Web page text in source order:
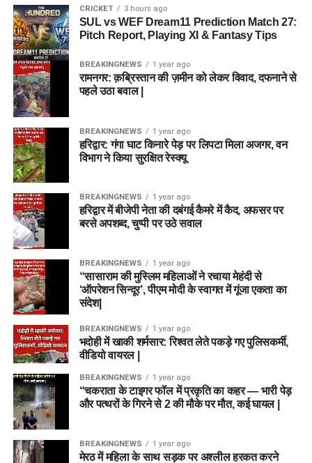
CRICKET 3 hours ago
SUL vs WEF Dream11 Prediction Match 27:
Pitch Report, Playing XI & Fantasy Tips
BREAKINGNEWS 1 year ago
रामनगर: क़ब्रिस्तान की ज़मीन को लेकर विवाद, दफनाने से
पहले उठा बवाल |
BREAKINGNEWS 1 year ago
हरिद्वार: गंगा घाट किनारे पेड़ पर लिपटा मिला अजगर, वन
विभाग ने किया सुरक्षित रेस्क्यू
BREAKINGNEWS 1 year ago
हरिद्वार में बीजेपी नेता की दबंगई कैमरे में कैद, अफसर पर
बरसे अपशब्द, चुप्पी पर उठे सवाल
BREAKINGNEWS 1 year ago
“सासाराम की मुस्लिम महिलाओं ने रचाया मेहंदी से
‘ऑपरेशन सिन्दूर’, पीएम मोदी के स्वागत में गूंजा एकता का
संदेश|
BREAKINGNEWS 1 year ago
भदोही में खाकी शर्मसार: रिश्वत लेते पकड़े गए पुलिसकर्मी,
वीडियो वायरल |
BREAKINGNEWS 1 year ago
“चकराता के टाइगर फॉल में प्रकृति का कहर — भारी पेड़
और पत्थरों के गिरने से 2 की मौके पर मौत, कई घायल |
BREAKINGNEWS 1 year ago
मेरठ में महिला के साथ सड़क पर अश्लील हरकत करने